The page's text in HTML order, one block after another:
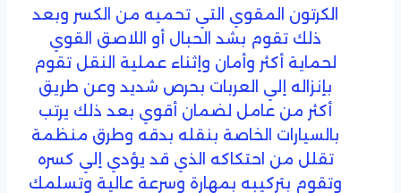
الكرتون المقوي التي تحميه من الكسر وبعد
ذلك تقوم بشد الحبال أو اللاصق القوي
لحماية أكثر وأمان وإثناء عملية النقل تقوم
بإنزاله إلي العربات بحرص شديد وعن طريق
أكثر من عامل لضمان أقوي بعد ذلك يرتب
بالسيارات الخاصة بنقله بدقه وطرق منظمة
تقلل من احتكاكه الذي قد يؤدي إلي كسره
وتقوم بتركيبه بمهارة وسرعة عالية وتسلمك